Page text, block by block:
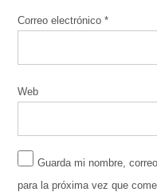
Correo electrónico*
Web
Guarda mi nombre,
para la próxima vez que